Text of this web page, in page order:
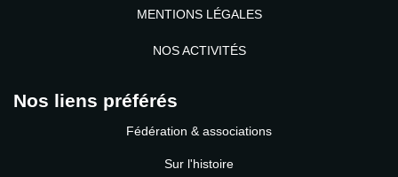
MENTIONS LÉGALES
NOS ACTIVITÉS
Nos liens préférés
Fédération & associations
Sur l'histoire